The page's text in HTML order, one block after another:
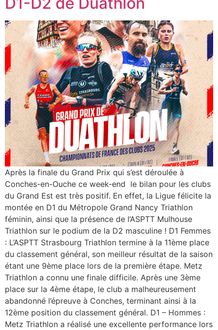
Après la finale du Grand Prix qui s’est déroulée à
Conches-en-Ouche ce week-end le bilan pour les clubs
du Grand Est est très positif. En effet, la Ligue félicite la
montée en D1 du Métropole Grand Nancy Triathlon
féminin, ainsi que la présence de l’ASPTT Mulhouse
Triathlon sur le podium de la D2 masculine ! D1 Femmes
: L’ASPTT Strasbourg Triathlon termine à la 11ème place
du classement général, son meilleur résultat de la saison
étant une 9ème place lors de la première étape. Metz
Triathlon a connu une finale difficile. Après une 3ème
place sur la 4ème étape, le club a malheureusement
abandonné l’épreuve à Conches, terminant ainsi à la
12ème position du classement général. D1 – Hommes :
Metz Triathlon a réalisé une excellente performance lors